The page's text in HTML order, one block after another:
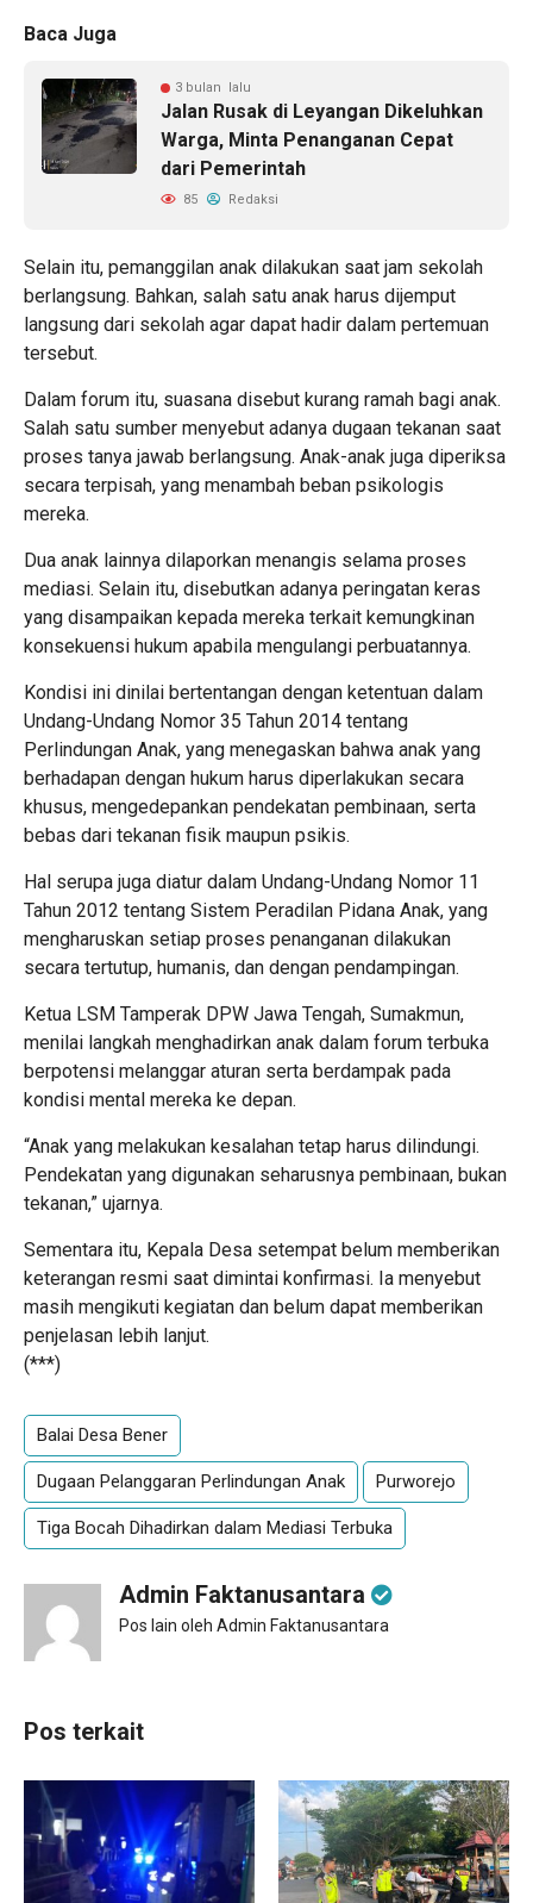
Baca Juga
3 bulan lalu
Jalan Rusak di Leyangan Dikeluhkan
Warga, Minta Penanganan Cepat
dari Pemerintah
85 Redaksi
Selain itu, pemanggilan anak dilakukan saat jam sekolah
berlangsung. Bahkan, salah satu anak harus dijemput
langsung dari sekolah agar dapat hadir dalam pertemuan
tersebut.
Dalam forum itu, suasana disebut kurang ramah bagi anak.
Salah satu sumber menyebut adanya dugaan tekanan saat
proses tanya jawab berlangsung. Anak-anak juga diperiksa
secara terpisah, yang menambah beban psikologis
mereka.
Dua anak lainnya dilaporkan menangis selama proses
mediasi. Selain itu, disebutkan adanya peringatan keras
yang disampaikan kepada mereka terkait kemungkinan
konsekuensi hukum apabila mengulangi perbuatannya.
Kondisi ini dinilai bertentangan dengan ketentuan dalam
Undang-Undang Nomor 35 Tahun 2014 tentang
Perlindungan Anak, yang menegaskan bahwa anak yang
berhadapan dengan hukum harus diperlakukan secara
khusus, mengedepankan pendekatan pembinaan, serta
bebas dari tekanan fisik maupun psikis.
Hal serupa juga diatur dalam Undang-Undang Nomor 11
Tahun 2012 tentang Sistem Peradilan Pidana Anak, yang
mengharuskan setiap proses penanganan dilakukan
secara tertutup, humanis, dan dengan pendampingan.
Ketua LSM Tamperak DPW Jawa Tengah, Sumakmun,
menilai langkah menghadirkan anak dalam forum terbuka
berpotensi melanggar aturan serta berdampak pada
kondisi mental mereka ke depan.
“Anak yang melakukan kesalahan tetap harus dilindungi.
Pendekatan yang digunakan seharusnya pembinaan, bukan
tekanan,” ujarnya.
Sementara itu, Kepala Desa setempat belum memberikan
keterangan resmi saat dimintai konfirmasi. Ia menyebut
masih mengikuti kegiatan dan belum dapat memberikan
penjelasan lebih lanjut.
(***)
Balai Desa Bener
Dugaan Pelanggaran Perlindungan Anak Purworejo
Tiga Bocah Dihadirkan dalam Mediasi Terbuka
Admin Faktanusantara
Pos lain oleh Admin Faktanusantara
Pos terkait